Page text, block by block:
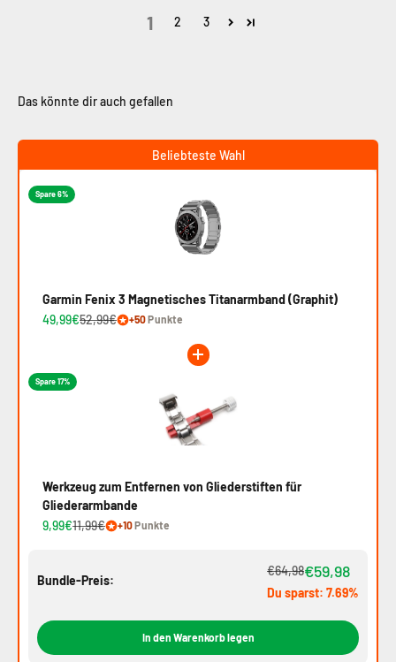
1 2 3
Beliebteste Wahl
Spare 6%
Garmin Fenix 3 Magnetisches Titanarmband (Graphit)
49,99€52,99€ +50Punkte
Spare 17%
Werkzeug zum Entfernen von Gliederstiften für
Gliederarmbande
9,99€11,99€ +10Punkte
Bundle-Preis:
€64,98€59,98
Du sparst: 7.69%
In den Warenkorb legen